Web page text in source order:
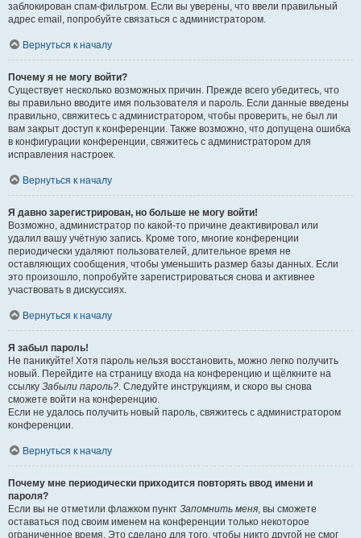
заблокирован спам-фильтром. Если вы уверены, что ввели правильный
адрес email, попробуйте связаться с администратором.
Вернуться к началу
Почему я не могу войти?
Существует несколько возможных причин. Прежде всего убедитесь, что
вы правильно вводите имя пользователя и пароль. Если данные введены
правильно, свяжитесь с администратором, чтобы проверить, не был ли
вам закрыт доступ к конференции. Также возможно, что допущена ошибка
в конфигурации конференции, свяжитесь с администратором для
исправления настроек.
Вернуться к началу
Я давно зарегистрирован, но больше не могу войти!
Возможно, администратор по какой-то причине деактивировал или
удалил вашу учётную запись. Кроме того, многие конференции
периодически удаляют пользователей, длительное время не
оставляющих сообщения, чтобы уменьшить размер базы данных. Если
это произошло, попробуйте зарегистрироваться снова и активнее
участвовать в дискуссиях.
Вернуться к началу
Я забыл пароль!
Не паникуйте! Хотя пароль нельзя восстановить, можно легко получить
новый. Перейдите на страницу входа на конференцию и щёлкните на
ссылку Забыли пароль?. Следуйте инструкциям, и скоро вы снова
сможете войти на конференцию.
Если не удалось получить новый пароль, свяжитесь с администратором
конференции.
Вернуться к началу
Почему мне периодически приходится повторять ввод имени и
пароля?
Если вы не отметили флажком пункт Запомнить меня, вы сможете
оставаться под своим именем на конференции только некоторое
ограниченное время. Это сделано для того, чтобы никто другой не смог